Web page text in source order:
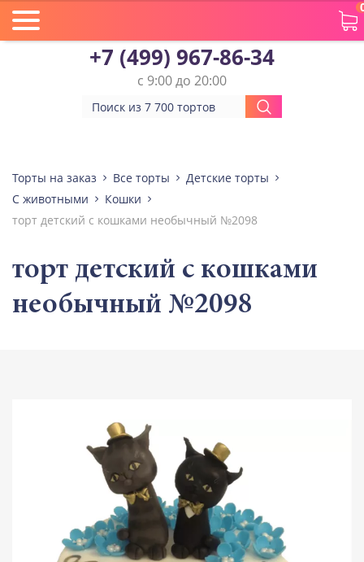
+7 (499) 967-86-34
с 9:00 до 20:00
Торты на заказ Все торты
Детские торты
С животными
Кошки
торт детский с кошками необычный №2098
торт детский с кошками
необычный №2098